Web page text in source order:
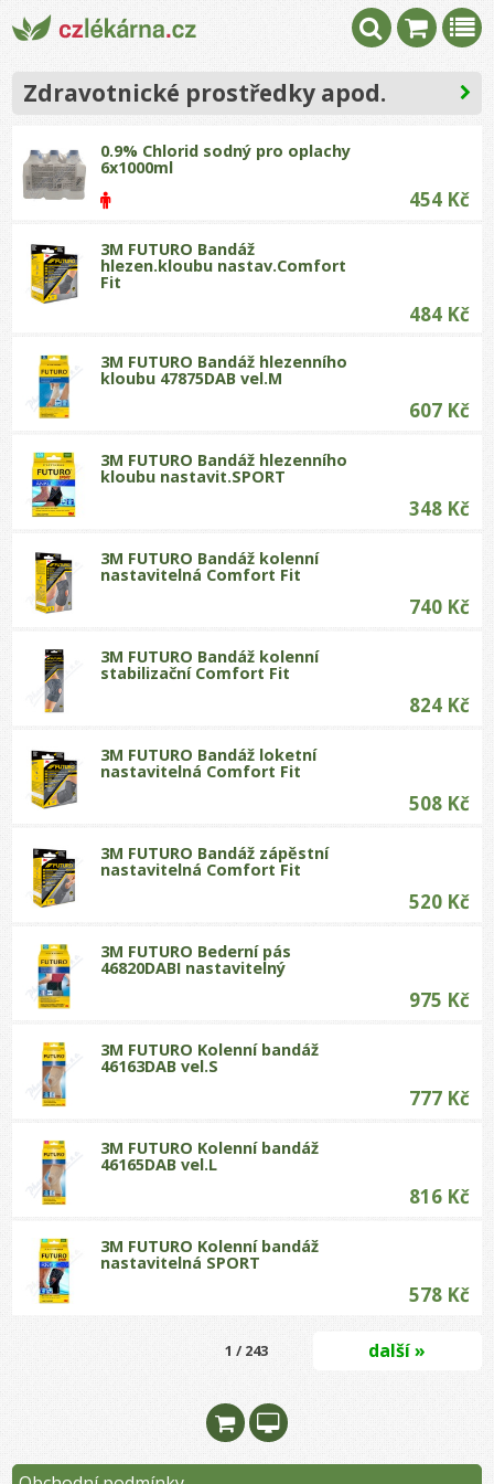
Zdravotnické prostředky apod.
0.9% Chlorid sodný pro oplachy
6x1000ml
454 Kč
3M FUTURO Bandáž
hlezen.kloubu nastav.Comfort
Fit
484 Kč
3M FUTURO Bandáž hlezenního
kloubu 47875DAB vel.M
607 Kč
3M FUTURO Bandáž hlezenního
kloubu nastavit.SPORT
348 Kč
3M FUTURO Bandáž kolenní
nastavitelná Comfort Fit
740 Kč
3M FUTURO Bandáž kolenní
stabilizační Comfort Fit
824 Kč
3M FUTURO Bandáž loketní
nastavitelná Comfort Fit
508 Kč
3M FUTURO Bandáž zápěstní
nastavitelná Comfort Fit
520 Kč
3M FUTURO Bederní pás
46820DABI nastavitelný
975 Kč
3M FUTURO Kolenní bandáž
46163DAB vel.S
777 Kč
3M FUTURO Kolenní bandáž
46165DAB vel.L
816 Kč
3M FUTURO Kolenní bandáž
nastavitelná SPORT
578 Kč
1 / 243 další »